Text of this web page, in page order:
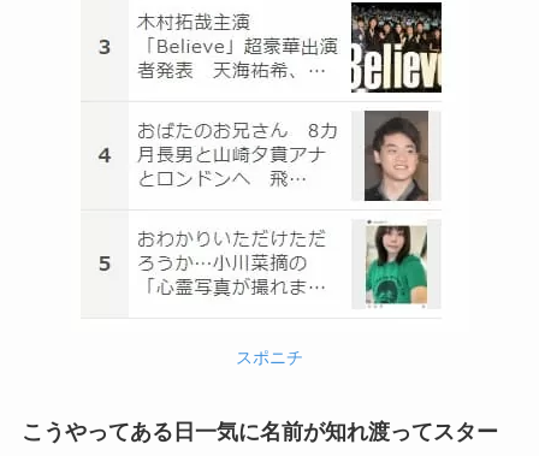
スポニチ
こうやってある日一気に名前が知れ渡ってスター